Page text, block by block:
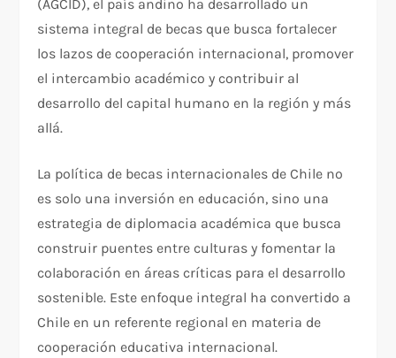
(AGCID), el país andino ha desarrollado un
sistema integral de becas que busca fortalecer
los lazos de cooperación internacional, promover
el intercambio académico y contribuir al
desarrollo del capital humano en la región y más
allá.
La política de becas internacionales de Chile no
es solo una inversión en educación, sino una
estrategia de diplomacia académica que busca
construir puentes entre culturas y fomentar la
colaboración en áreas críticas para el desarrollo
sostenible. Este enfoque integral ha convertido a
Chile en un referente regional en materia de
cooperación educativa internacional.